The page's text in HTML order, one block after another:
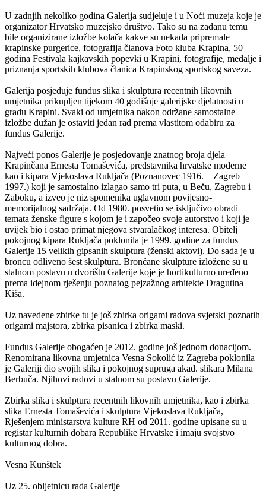
U zadnjih nekoliko godina Galerija sudjeluje i u Noći muzeja koje je
organizator Hrvatsko muzejsko društvo. Tako su na zadanu temu
bile organizirane izložbe kolača kakve su nekada pripremale
krapinske purgerice, fotografija članova Foto kluba Krapina, 50
godina Festivala kajkavskih popevki u Krapini, fotografije, medalje i
priznanja sportskih klubova članica Krapinskog sportskog saveza.
Galerija posjeduje fundus slika i skulptura recentnih likovnih
umjetnika prikupljen tijekom 40 godišnje galerijske djelatnosti u
gradu Krapini. Svaki od umjetnika nakon održane samostalne
izložbe dužan je ostaviti jedan rad prema vlastitom odabiru za
fundus Galerije.
Najveći ponos Galerije je posjedovanje znatnog broja djela
Krapinčana Ernesta Tomaševića, predstavnika hrvatske moderne
kao i kipara Vjekoslava Rukljača (Poznanovec 1916. – Zagreb
1997.) koji je samostalno izlagao samo tri puta, u Beču, Zagrebu i
Zaboku, a izveo je niz spomenika uglavnom povijesno-
memorijalnog sadržaja. Od 1980. posvetio se isključivo obradi
temata ženske figure s kojom je i započeo svoje autorstvo i koji je
uvijek bio i ostao primat njegova stvaralačkog interesa. Obitelj
pokojnog kipara Rukljača poklonila je 1999. godine za fundus
Galerije 15 velikih gipsanih skulptura (ženski aktovi). Do sada je u
broncu odliveno šest skulptura. Brončane skulpture izložene su u
stalnom postavu u dvorištu Galerije koje je hortikulturno uređeno
prema idejnom rješenju poznatog pejzažnog arhitekte Dragutina
Kiša.
Uz navedene zbirke tu je još zbirka origami radova svjetski poznatih
origami majstora, zbirka pisanica i zbirka maski.
Fundus Galerije obogaćen je 2012. godine još jednom donacijom.
Renomirana likovna umjetnica Vesna Sokolić iz Zagreba poklonila
je Galeriji dio svojih slika i pokojnog supruga akad. slikara Milana
Berbuča. Njihovi radovi u stalnom su postavu Galerije.
Zbirka slika i skulptura recentnih likovnih umjetnika, kao i zbirka
slika Ernesta Tomaševića i skulptura Vjekoslava Rukljača,
Rješenjem ministarstva kulture RH od 2011. godine upisane su u
registar kulturnih dobara Republike Hrvatske i imaju svojstvo
kulturnog dobra.
Vesna Kunštek
Uz 25. obljetnicu rada Galerije